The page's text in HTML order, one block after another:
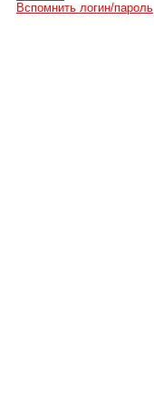
Вспомнить логин/пароль